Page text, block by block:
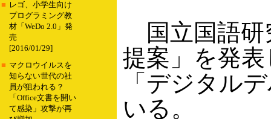
■ レゴ、小学生向け
プログラミング教
材「WeDo 2.0」発
売
[2016/01/29]
■ マクロウイルスを
知らない世代の社
員が狙われる？
「Office文書を開い
て感染」攻撃が再
国立国語研
提案」を発
「デジタル
いる。